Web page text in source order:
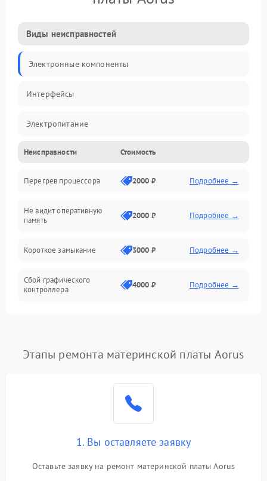
Виды неисправностей
Электронные компоненты
Интерфейсы
Электропитание
Корпус/Герметичность
Механика
ПО/Микропрограмма
Неисправности Стоимость
Перегрев процессора 2000 ₽ Подробнее →
Не видит оперативную
память
2000 ₽ Подробнее →
Короткое замыкание 3000 ₽ Подробнее →
Сбой графического
контроллера
4000 ₽ Подробнее →
Этапы ремонта материнской платы Aorus
1. Вы оставляете заявку
Оставьте заявку на ремонт материнской платы Aorus